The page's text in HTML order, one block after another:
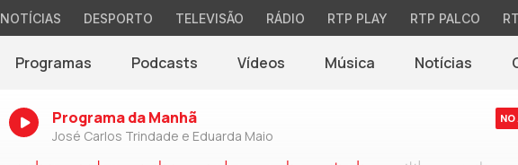
NOTÍCIAS DESPORTO TELEVISÃO RÁDIO RTP PLAY RTP PALCO
Programas Podcasts Vídeos Música Notícias(abre em
Programa da Manhã
José Carlos Trindade e Eduarda Maio
NO